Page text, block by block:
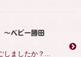
ベビー勝田
しましたか？...